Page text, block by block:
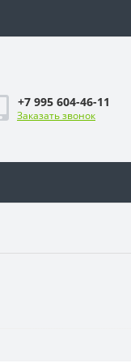
+7 995 604-46-11
Заказать звонок